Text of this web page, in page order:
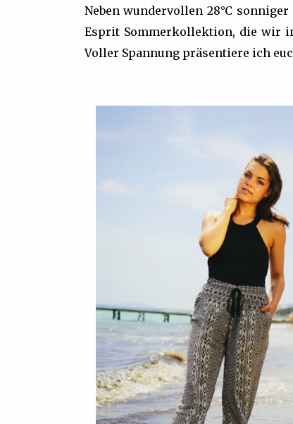
Neben wundervollen 28°C
Esprit Sommerkollektion, die wir
Voller Spannung präsentiere ich